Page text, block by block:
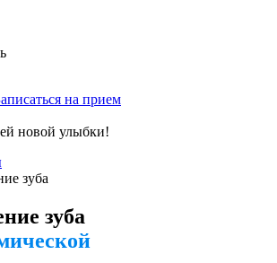
на прием
новой улыбки!
зуба
зуба